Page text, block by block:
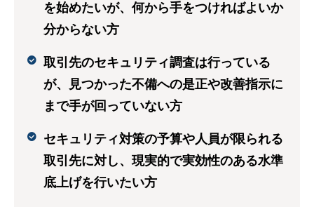
を始めたいが、何から手をつければよいか
分からない方
取引先のセキュリティ調査は行っている
が、見つかった不備への是正や改善指示に
まで手が回っていない方
セキュリティ対策の予算や人員が限られる
取引先に対し、現実的で実効性のある水準
底上げを行いたい方